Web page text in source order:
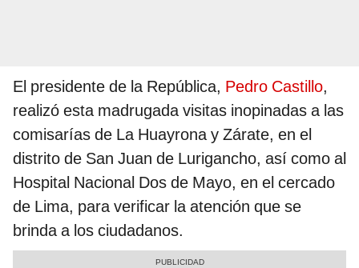
El presidente de la República, Pedro Castillo,
realizó esta madrugada visitas inopinadas a las
comisarías de La Huayrona y Zárate, en el
distrito de San Juan de Lurigancho, así como al
Hospital Nacional Dos de Mayo, en el cercado
de Lima, para verificar la atención que se
brinda a los ciudadanos.